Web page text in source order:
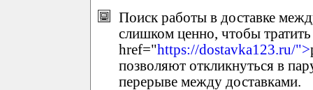
Поиск работы в доставке
слишком ценно, чтобы
href="https://dostavka123.ru/">
позволяют откликнуться в
перерыве между доставками.